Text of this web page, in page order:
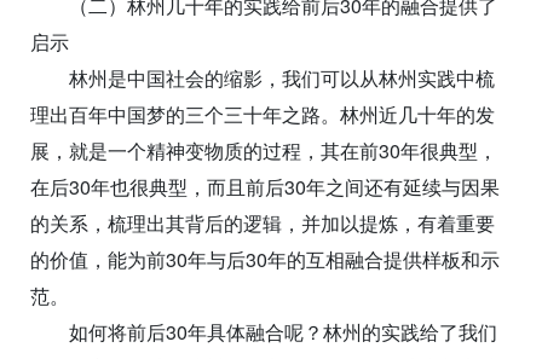
启示
林州是中国社会的缩影，我们可以从林州实践中梳
理出百年中国梦的三个三十年之路。林州近几十年的发
展，就是一个精神变物质的过程，其在前30年很典型，
在后30年也很典型，而且前后30年之间还有延续与因果
的关系，梳理出其背后的逻辑，并加以提炼，有着重要
的价值，能为前30年与后30年的互相融合提供样板和示
范。
如何将前后30年具体融合呢？林州的实践给了我们